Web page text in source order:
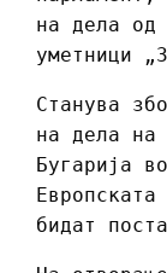
на дела од
уметници
Станува
на дела на
Бугарија
бидат